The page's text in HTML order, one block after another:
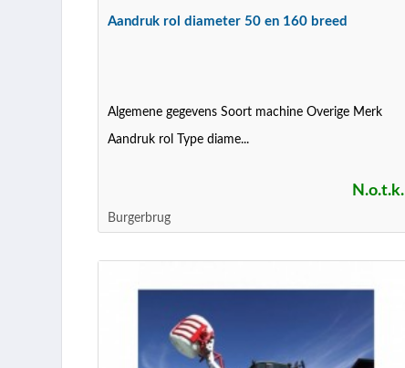
Aandruk rol diameter 50 en 160 breed
Algemene gegevens Soort machine Overige Merk
Aandruk rol Type diame...
N.o.t.k.
Burgerbrug